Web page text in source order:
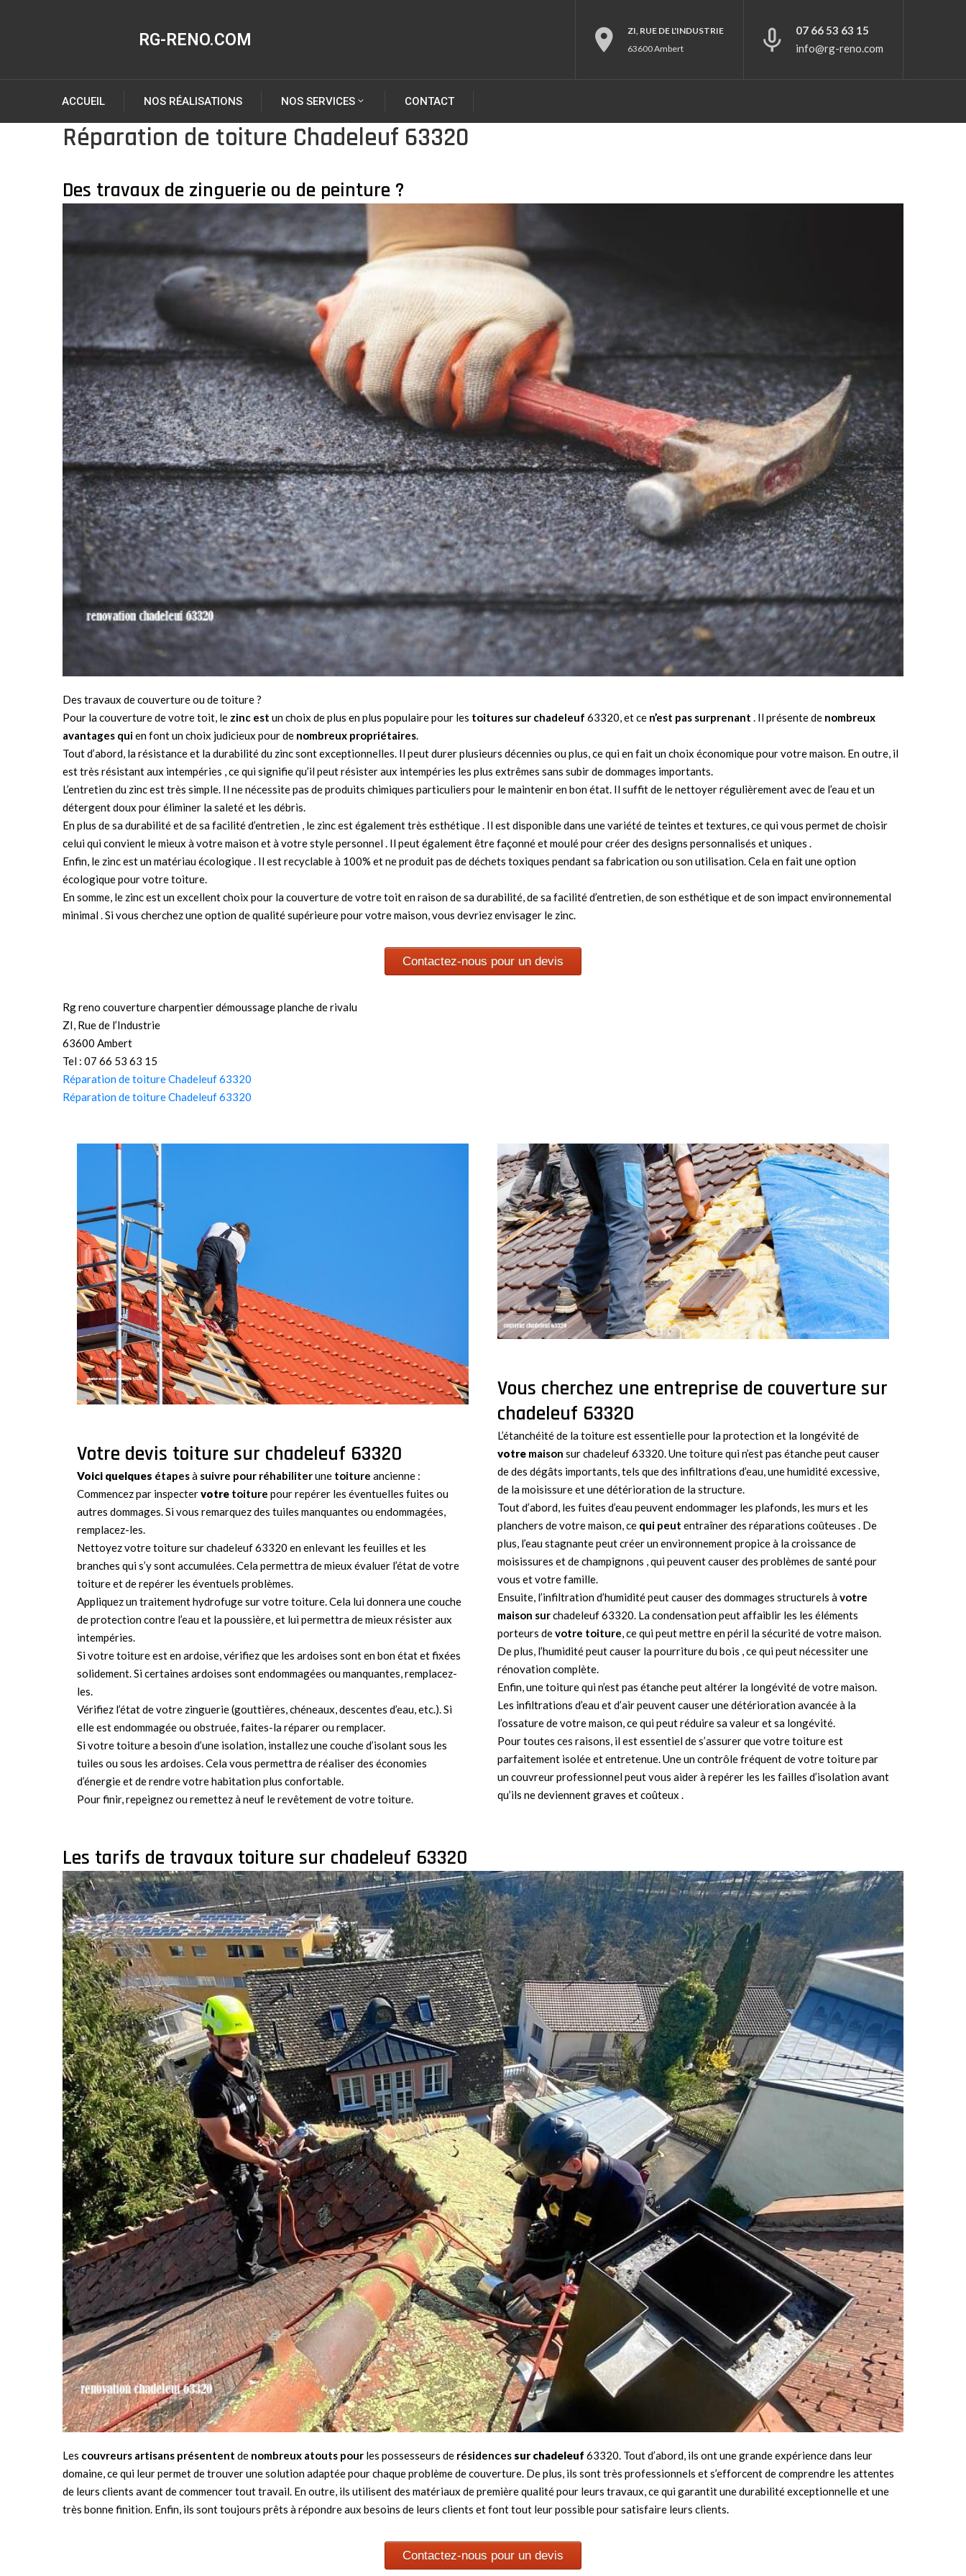
RG-RENO.COM
ZI, RUE DE L'INDUSTRIE
63600 Ambert
07 66 53 63 15
info@rg-reno.com
ACCUEIL NOS RÉALISATIONS NOS SERVICES CONTACT
Réparation de toiture Chadeleuf 63320
Des travaux de zinguerie ou de peinture ?
Des travaux de couverture ou de toiture ?
Pour la couverture de votre toit, le zinc est un choix de plus en plus populaire pour les toitures sur chadeleuf 63320, et ce n’est pas surprenant . Il présente de nombreux
avantages quien font un choix judicieux pour de nombreux propriétaires.
Tout d’abord, la résistance et la durabilité du zinc sont exceptionnelles. Il peut durer plusieurs décennies ou plus, ce qui en fait un choix économique pour votre maison. En outre, il
est très résistant aux intempéries , ce qui signifie qu’il peut résister aux intempéries les plus extrêmes sans subir de dommages importants.
L’entretien du zinc est très simple. Il ne nécessite pas de produits chimiques particuliers pour le maintenir en bon état. Il suffit de le nettoyer régulièrement avec de l’eau et un
détergent doux pour éliminer la saleté et les débris.
En plus de sa durabilité et de sa facilité d’entretien , le zinc est également très esthétique . Il est disponible dans une variété de teintes et textures, ce qui vous permet de choisir
celui qui convient le mieux à votre maison et à votre style personnel . Il peut également être façonné et moulé pour créer des designs personnalisés et uniques .
Enfin, le zinc est un matériau écologique . Il est recyclable à 100% et ne produit pas de déchets toxiques pendant sa fabrication ou son utilisation. Cela en fait une option
écologique pour votre toiture.
En somme, le zinc est un excellent choix pour la couverture de votre toit en raison de sa durabilité, de sa facilité d’entretien, de son esthétique et de son impact environnemental
minimal . Si vous cherchez une option de qualité supérieure pour votre maison, vous devriez envisager le zinc.
Contactez-nous pour un devis
Rg reno couverture charpentier démoussage planche de rivalu
ZI, Rue de l’Industrie
63600 Ambert
Tel : 07 66 53 63 15
Réparation de toiture Chadeleuf 63320
Réparation de toiture Chadeleuf 63320
Votre devis toiture sur chadeleuf 63320
Voici quelques étapesà suivre pour réhabiliterune toiture ancienne :
Commencez par inspectervotre toiture pour repérer les éventuelles fuites ou
autres dommages. Si vous remarquez des tuiles manquantes ou endommagées,
remplacez-les.
Nettoyez votre toiture sur chadeleuf 63320 en enlevant les feuilles et les
branches qui s’y sont accumulées. Cela permettra de mieux évaluer l’état de votre
toiture et de repérer les éventuels problèmes.
Appliquez un traitement hydrofuge sur votre toiture. Cela lui donnera une couche
de protection contre l’eau et la poussière, et lui permettra de mieux résister aux
intempéries.
Si votre toiture est en ardoise, vérifiez que les ardoises sont en bon état et fixées
solidement. Si certaines ardoises sont endommagées ou manquantes, remplacez-
les.
Vérifiez l’état de votre zinguerie (gouttières, chéneaux, descentes d’eau, etc.). Si
elle est endommagée ou obstruée, faites-la réparer ou remplacer.
Si votre toiture a besoin d’une isolation, installez une couche d’isolant sous les
tuiles ou sous les ardoises. Cela vous permettra de réaliser des économies
d’énergie et de rendre votre habitation plus confortable.
Pour finir, repeignez ou remettez à neuf le revêtement de votre toiture.
Vous cherchez une entreprise de couverture sur
chadeleuf 63320
L’étanchéité de la toiture est essentielle pour la protection et la longévité de
votre maison sur chadeleuf 63320. Une toiture qui n’est pas étanche peut causer
de des dégâts importants, tels que des infiltrations d’eau, une humidité excessive,
de la moisissure et une détérioration de la structure.
Tout d’abord, les fuites d’eau peuvent endommager les plafonds, les murs et les
planchers de votre maison, ce qui peut entraîner des réparations coûteuses . De
plus, l’eau stagnante peut créer un environnement propice à la croissance de
moisissures et de champignons , qui peuvent causer des problèmes de santé pour
vous et votre famille.
Ensuite, l’infiltration d’humidité peut causer des dommages structurels àvotre
maison surchadeleuf 63320. La condensation peut affaiblir les les éléments
porteurs devotre toiture, ce qui peut mettre en péril la sécurité de votre maison.
De plus, l’humidité peut causer la pourriture du bois , ce qui peut nécessiter une
rénovation complète.
Enfin, une toiture qui n’est pas étanche peut altérer la longévité de votre maison.
Les infiltrations d’eau et d’air peuvent causer une détérioration avancée à la
l’ossature de votre maison, ce qui peut réduire sa valeur et sa longévité.
Pour toutes ces raisons, il est essentiel de s’assurer que votre toiture est
parfaitement isolée et entretenue. Une un contrôle fréquent de votre toiture par
un couvreur professionnel peut vous aider à repérer les les failles d’isolation avant
qu’ils ne deviennent graves et coûteux .
Les tarifs de travaux toiture sur chadeleuf 63320
Les couvreurs artisans présentent de nombreux atouts pour les possesseurs de résidences sur chadeleuf 63320. Tout d’abord, ils ont une grande expérience dans leur
domaine, ce qui leur permet de trouver une solution adaptée pour chaque problème de couverture. De plus, ils sont très professionnels et s’efforcent de comprendre les attentes
de leurs clients avant de commencer tout travail. En outre, ils utilisent des matériaux de première qualité pour leurs travaux, ce qui garantit une durabilité exceptionnelle et une
très bonne finition. Enfin, ils sont toujours prêts à répondre aux besoins de leurs clients et font tout leur possible pour satisfaire leurs clients.
Contactez-nous pour un devis